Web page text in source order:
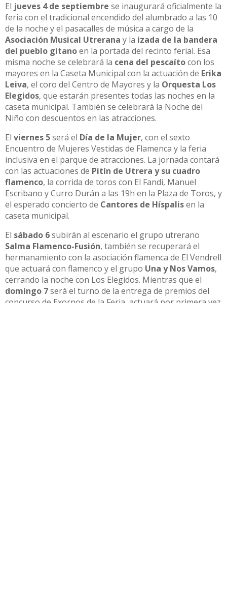
El jueves 4 de septiembre se inaugurará oficialmente la
feria con el tradicional encendido del alumbrado a las 10
de la noche y el pasacalles de música a cargo de la
Asociación Musical Utrerana y la izada de la bandera
del pueblo gitanoen la portada del recinto ferial. Esa
misma noche se celebrará la cena del pescaítocon los
mayores en la Caseta Municipal con la actuación de Erika
Leiva, el coro del Centro de Mayores y la Orquesta Los
Elegidos, que estarán presentes todas las noches en la
caseta municipal. También se celebrará la Noche del
Niño con descuentos en las atracciones.
El viernes 5será el Día de la Mujer, con el sexto
Encuentro de Mujeres Vestidas de Flamenca y la feria
inclusiva en el parque de atracciones. La jornada contará
con las actuaciones de Pitín de Utrera y su cuadro
flamenco, la corrida de toros con El Fandi, Manuel
Escribano y Curro Durán a las 19h en la Plaza de Toros, y
el esperado concierto de Cantores de Híspalisen la
caseta municipal.
El sábado 6subirán al escenario el grupo utrerano
Salma Flamenco-Fusión, también se recuperará el
hermanamiento con la asociación flamenca de El Vendrell
que actuará con flamenco y el grupo Una y Nos Vamos,
cerrando la noche con Los Elegidos. Mientras que el
domingo 7será el turno de la entrega de premios del
concurso de Exornos de la Feria, actuará por primera vez